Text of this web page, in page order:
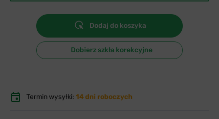
Dodaj do koszyka
Dobierz szkła korekcyjne
Termin wysyłki: 14 dni roboczych